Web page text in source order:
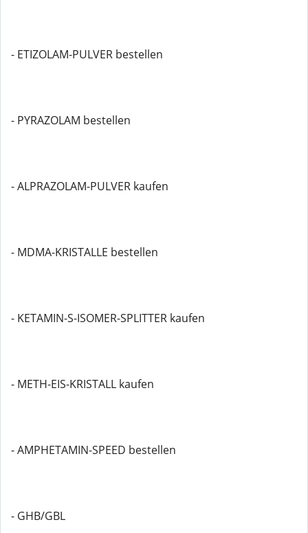
- ETIZOLAM-PULVER bestellen
- PYRAZOLAM bestellen
- ALPRAZOLAM-PULVER kaufen
- MDMA-KRISTALLE bestellen
- KETAMIN-S-ISOMER-SPLITTER kaufen
- METH-EIS-KRISTALL kaufen
- AMPHETAMIN-SPEED bestellen
- GHB/GBL